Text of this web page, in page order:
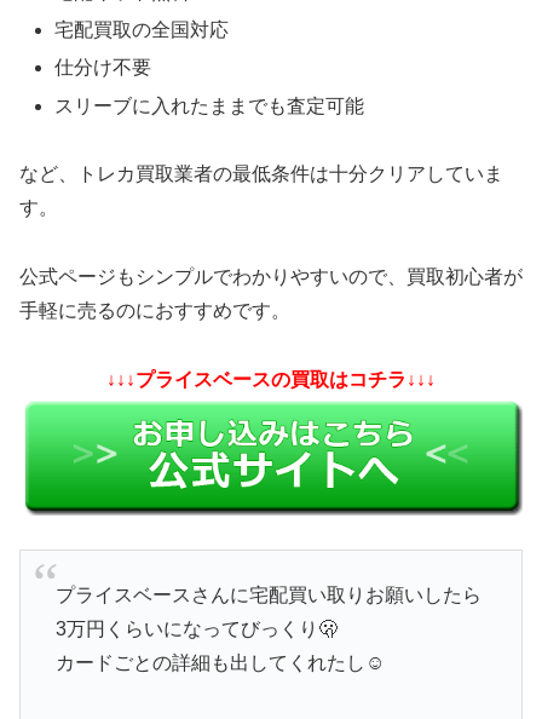
宅配買取の全国対応
仕分け不要
スリーブに入れたままでも査定可能
など、トレカ買取業者の最低条件は十分クリアしていま
す。
公式ページもシンプルでわかりやすいので、買取初心者が
手軽に売るのにおすすめです。
↓↓↓プライスベースの買取はコチラ↓↓↓
プライスベースさんに宅配買い取りお願いしたら
3万円くらいになってびっくり🫢
カードごとの詳細も出してくれたし☺️